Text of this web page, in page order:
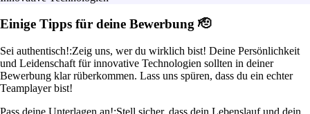
Einige Tipps für deine Bewerbung 🫡
Sei authentisch!:Zeig uns, wer du wirklich bist! Deine Persönlichkeit
und Leidenschaft für innovative Technologien sollten in deiner
Bewerbung klar rüberkommen. Lass uns spüren, dass du ein echter
Teamplayer bist!